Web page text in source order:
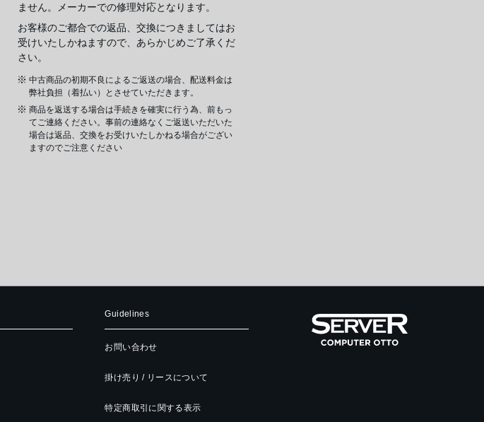
ません。メーカーでの修理対応となります。
お客様のご都合での返品、交換につきましてはお
受けいたしかねますので、あらかじめご了承くだ
さい。
中古商品の初期不良によるご返送の場合、配送料金は
弊社負担（着払い）とさせていただきます。
商品を返送する場合は手続きを確実に行う為、前もっ
てご連絡ください。事前の連絡なくご返送いただいた
場合は返品、交換をお受けいたしかねる場合がござい
ますのでご注意ください
Guidelines
お問い合わせ
掛け売り / リースについて
特定商取引に関する表示